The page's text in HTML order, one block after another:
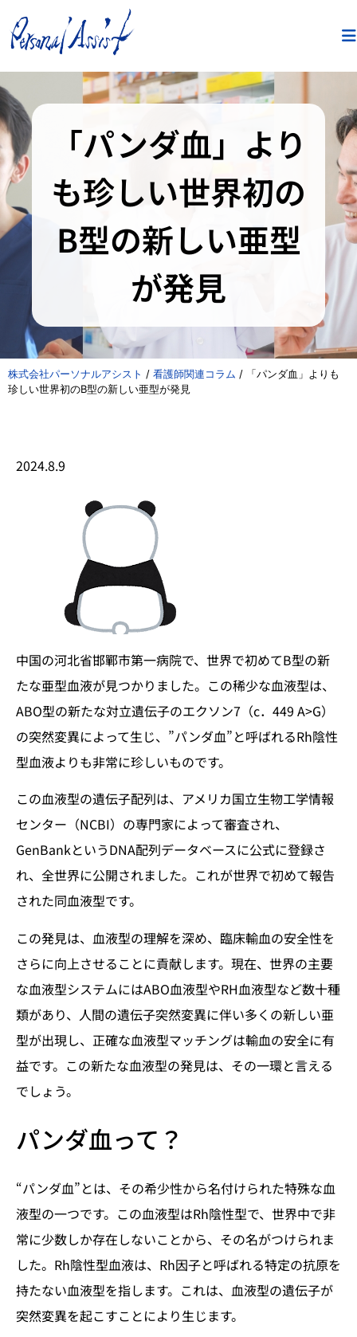
「パンダ血」より
も珍しい世界初の
B型の新しい亜型
が発見
株式会社パーソナルアシスト / 看護師関連コラム /
「パンダ血」よりも
珍しい世界初のB型の新しい亜型が発見
2024.8.9
中国の河北省邯鄲市第一病院で、世界で初めてB型の新
たな亜型血液が見つかりました。この稀少な血液型は、
ABO型の新たな対立遺伝子のエクソン7（c．449 A>G）
の突然変異によって生じ、”パンダ血”と呼ばれるRh陰性
型血液よりも非常に珍しいものです。
この血液型の遺伝子配列は、アメリカ国立生物工学情報
センター（NCBI）の専門家によって審査され、
GenBankというDNA配列データベースに公式に登録さ
れ、全世界に公開されました。これが世界で初めて報告
された同血液型です。
この発見は、血液型の理解を深め、臨床輸血の安全性を
さらに向上させることに貢献します。現在、世界の主要
な血液型システムにはABO血液型やRH血液型など数十種
類があり、人間の遺伝子突然変異に伴い多くの新しい亜
型が出現し、正確な血液型マッチングは輸血の安全に有
益です。この新たな血液型の発見は、その一環と言える
でしょう。
パンダ血って？
“パンダ血”とは、その希少性から名付けられた特殊な血
液型の一つです。この血液型はRh陰性型で、世界中で非
常に少数しか存在しないことから、その名がつけられま
した。Rh陰性型血液は、Rh因子と呼ばれる特定の抗原を
持たない血液型を指します。これは、血液型の遺伝子が
突然変異を起こすことにより生じます。